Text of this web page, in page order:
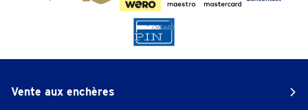
Vente aux enchères